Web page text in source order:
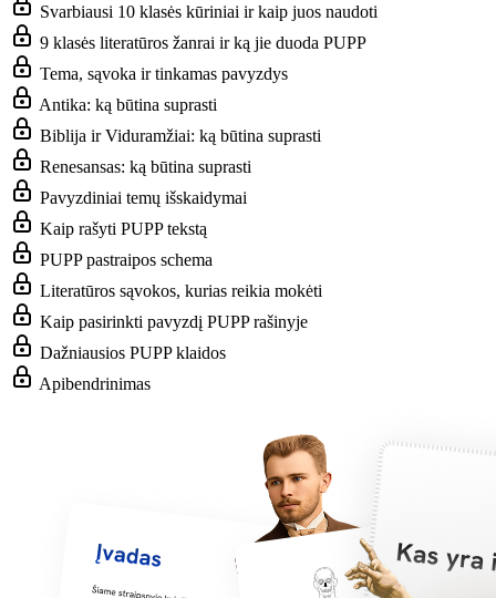
Svarbiausi 10 klasės kūriniai ir kaip juos naudoti
9 klasės literatūros žanrai ir ką jie duoda PUPP
Tema, sąvoka ir tinkamas pavyzdys
Antika: ką būtina suprasti
Biblija ir Viduramžiai: ką būtina suprasti
Renesansas: ką būtina suprasti
Pavyzdiniai temų išskaidymai
Kaip rašyti PUPP tekstą
PUPP pastraipos schema
Literatūros sąvokos, kurias reikia mokėti
Kaip pasirinkti pavyzdį PUPP rašinyje
Dažniausios PUPP klaidos
Apibendrinimas